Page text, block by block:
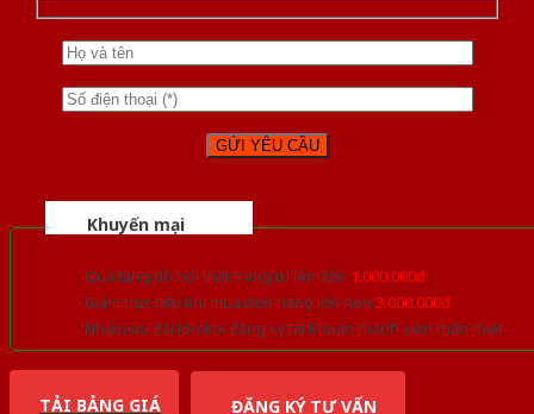
Khuyến mại
Quà tặng đồ nội thất trang trí lên đến 1.000.000đ
Giảm trực tiếp khi mua đơn hàng lớn hơn 3.000.000đ
Nhiều ưu đãi lớn khi đăng ký tài khoản thành viên thân thiết
TẢI BẢNG GIÁ ĐĂNG KÝ TƯ VẤN